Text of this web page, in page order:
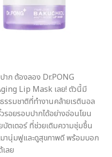
าก ต้องลอง Dr.PONG
Lip Mask เลย! ตัวนี้มี
รมชาติที่ทำงานคล้ายเรตินอล
รอยรอบปากได้อย่างอ่อนโยน
ตเตอร์ ที่ช่วยเติมความชุ่มชื้น
นุ่มฟูและดูสุขภาพดี พร้อมบอก
ลย